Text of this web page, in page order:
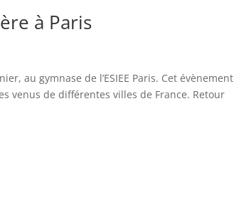
à Paris
au gymnase de l’ESIEE Paris. Cet évènement
venus de différentes villes de France. Retour